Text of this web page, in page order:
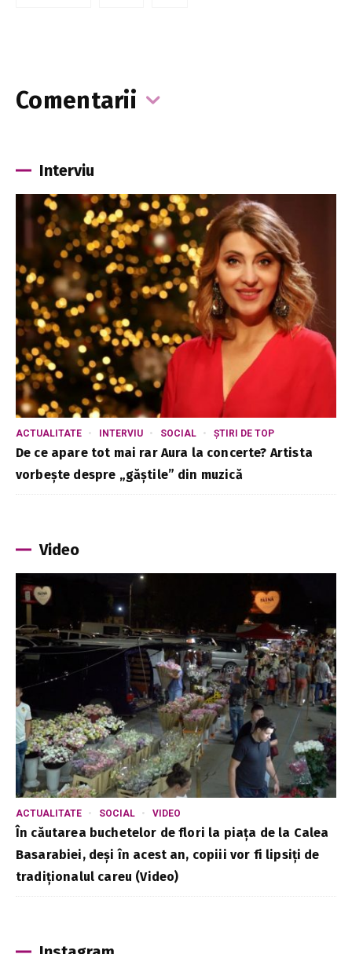
Comentarii
Interviu
ACTUALITATE INTERVIU SOCIAL ȘTIRI DE TOP
De ce apare tot mai rar Aura la concerte? Artista
vorbește despre „găștile” din muzică
Video
ACTUALITATE SOCIAL VIDEO
În căutarea buchetelor de flori la piața de la Calea
Basarabiei, deși în acest an, copiii vor fi lipsiți de
tradiționalul careu (Video)